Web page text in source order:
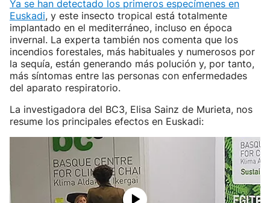
Ya se han detectado los primeros especímenes en
Euskadi, y este insecto tropical está totalmente
implantado en el mediterráneo, incluso en época
invernal. La experta también nos comenta que los
incendios forestales, más habituales y numerosos por
la sequía, están generando más polución y, por tanto,
más síntomas entre las personas con enfermedades
del aparato respiratorio.
La investigadora del BC3, Elisa Sainz de Murieta, nos
resume los principales efectos en Euskadi: